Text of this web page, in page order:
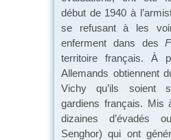
début de 1940 à
se refusant à les
enferment dans des
territoire français. À
Allemands obtiennent
Vichy qu’ils soient
gardiens français. Mis
dizaines d’évadés
Senghor) qui ont